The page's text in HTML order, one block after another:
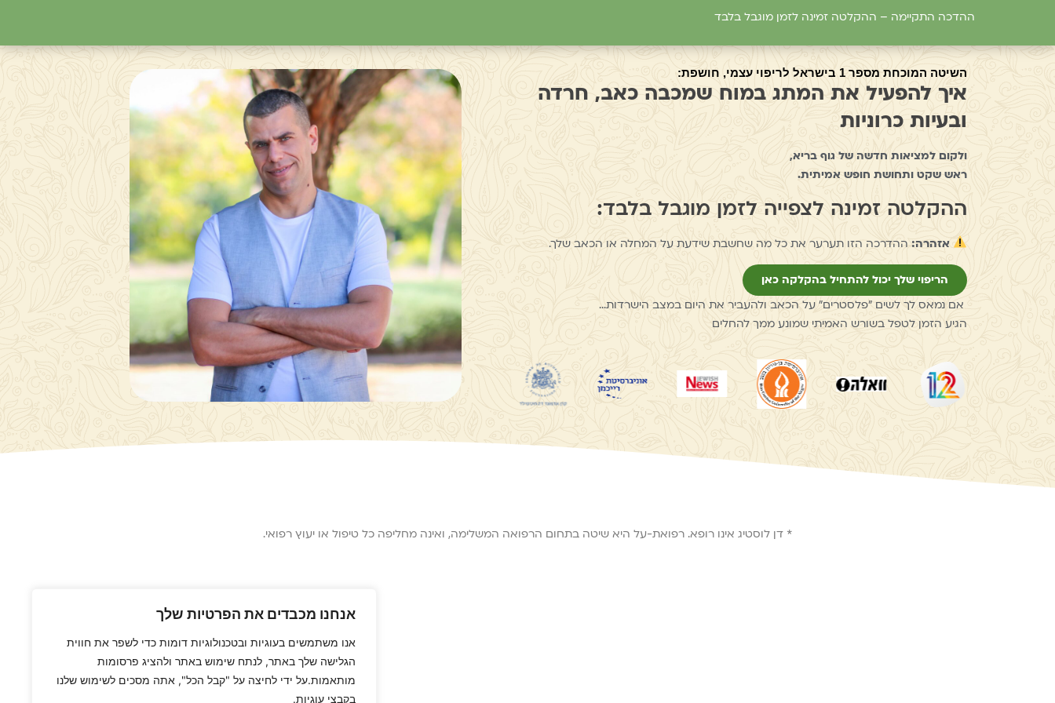
אנחנו מכבדים את הפרטיות שלך
אנו משתמשים בעוגיות ובטכנולוגיות דומות כדי לשפר את חווית
הגלישה שלך באתר, לנתח שימוש באתר ולהציג פרסומות
מותאמות.על ידי לחיצה על "קבל הכל", אתה מסכים לשימוש שלנו
בקבצי עוגיות.
ההדכה התקיימה – ההקלטה זמינה לזמן מוגבל בלבד
השיטה המוכחת מספר 1 בישראל לריפוי עצמי, חושפת:
איך להפעיל את המתג במוח שמכבה כאב, חרדה
ובעיות כרוניות
ולקום למציאות חדשה של גוף בריא,
ראש שקט ותחושת חופש אמיתית.
ההקלטה זמינה לצפייה לזמן מוגבל בלבד:
אזהרה: ההדרכה הזו תערער את כל מה שחשבת שידעת על המחלה או הכאב שלך.
הריפוי שלך יכול להתחיל בהקלקה כאן
אם נמאס לך לשים ״פלסטרים״ על הכאב ולהעביר את היום במצב הישרדות…
הגיע הזמן לטפל בשורש האמיתי שמונע ממך להחלים
* דן לוסטיג אינו רופא. רפואת-על היא שיטה בתחום הרפואה המשלימה, ואינה מחליפה כל טיפול או יעוץ רפואי.